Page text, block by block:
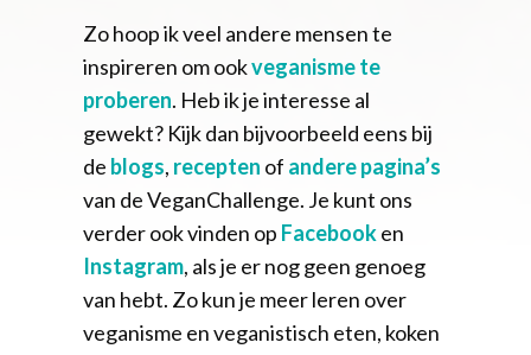
Zo hoop ik veel andere mensen te
inspireren om ookveganisme te
proberen. Heb ik je interesse al
gewekt? Kijk dan bijvoorbeeld eens bij
de blogs, recepten of andere pagina’s
van de VeganChallenge. Je kunt ons
verder ook vinden op Facebooken
Instagram, als je er nog geen genoeg
van hebt. Zo kun je meer leren over
veganisme en veganistisch eten, koken